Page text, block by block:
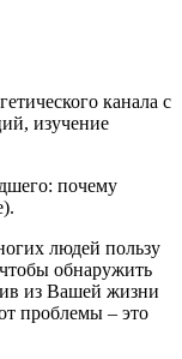
канала с
изучение
почему
людей пользу
обнаружить
из Вашей жизни
проблемы – это